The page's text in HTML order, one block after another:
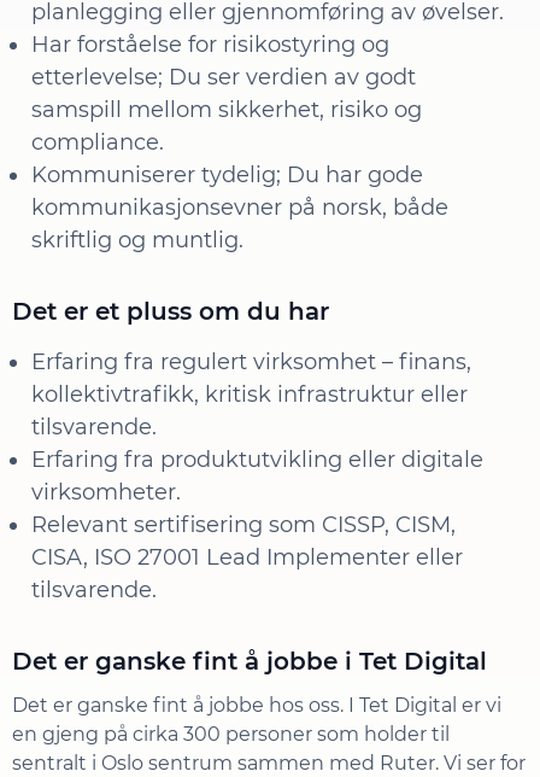
planlegging eller gjennomføring av øvelser.
Har forståelse for risikostyring og
etterlevelse; Du ser verdien av godt
samspill mellom sikkerhet, risiko og
compliance.
Kommuniserer tydelig; Du har gode
kommunikasjonsevner på norsk, både
skriftlig og muntlig.
Det er et pluss om du har
Erfaring fra regulert virksomhet – finans,
kollektivtrafikk, kritisk infrastruktur eller
tilsvarende.
Erfaring fra produktutvikling eller digitale
virksomheter.
Relevant sertifisering som CISSP, CISM,
CISA, ISO 27001 Lead Implementer eller
tilsvarende.
Det er ganske fint å jobbe i Tet Digital
Det er ganske fint å jobbe hos oss. I Tet Digital er vi
en gjeng på cirka 300 personer som holder til
sentralt i Oslo sentrum sammen med Ruter. Vi ser for